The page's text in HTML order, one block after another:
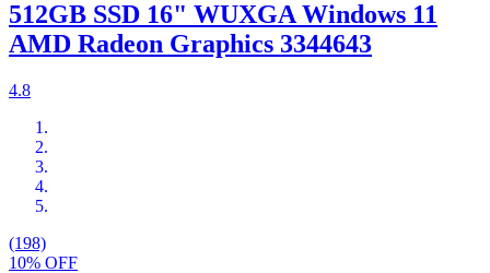
512GB SSD 16" WUXGA Windows 11
AMD Radeon Graphics 3344643
4.8
(198)
10% OFF